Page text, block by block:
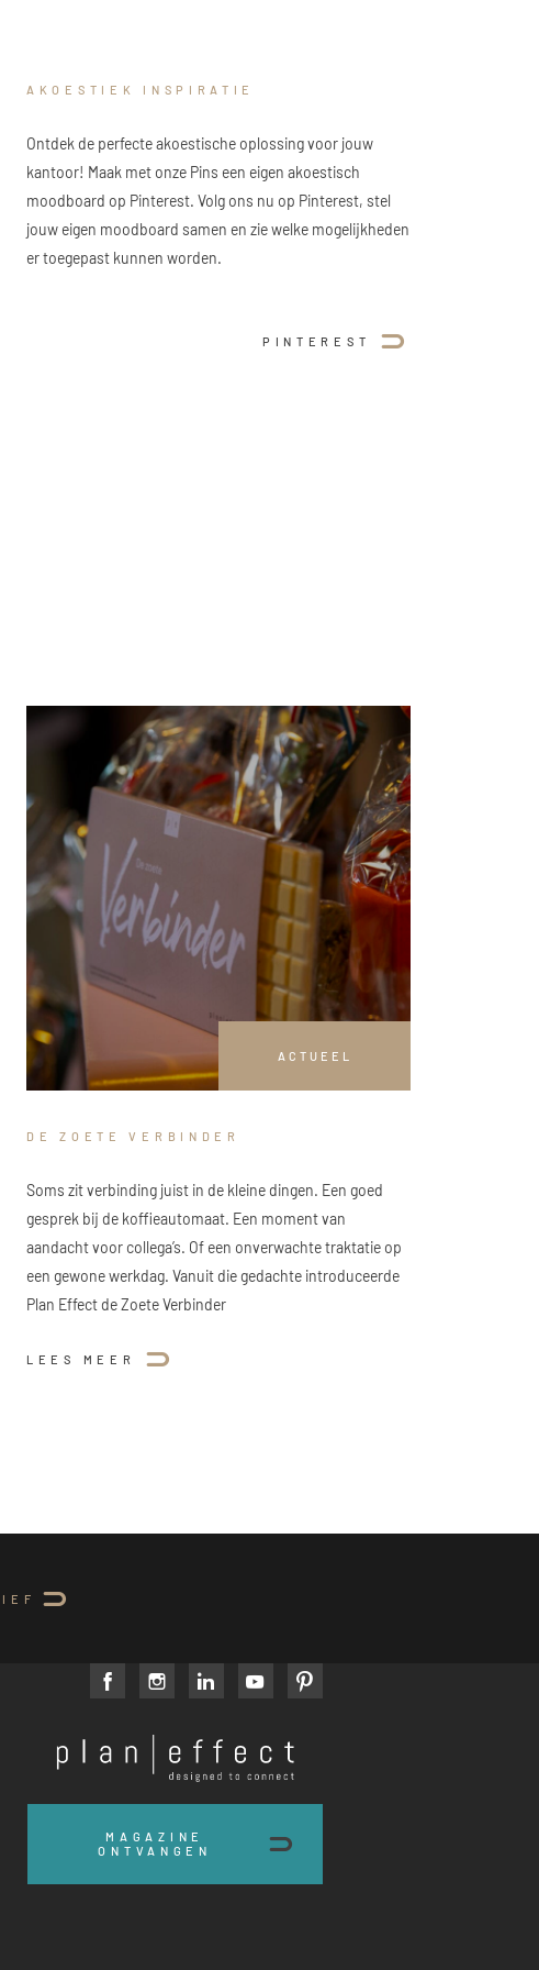
AKOESTIEK INSPIRATIE
Ontdek de perfecte akoestische oplossing voor jouw
kantoor! Maak met onze Pins een eigen akoestisch
moodboard op Pinterest. Volg ons nu op Pinterest, stel
jouw eigen moodboard samen en zie welke mogelijkheden
er toegepast kunnen worden.
PINTEREST
ACTUEEL
DE ZOETE VERBINDER
Soms zit verbinding juist in de kleine dingen. Een goed
gesprek bij de koffieautomaat. Een moment van
aandacht voor collega’s. Of een onverwachte traktatie op
een gewone werkdag. Vanuit die gedachte introduceerde
Plan Effect de Zoete Verbinder
LEES MEER
Plan
Effect
MAGAZINE
ONTVANGEN